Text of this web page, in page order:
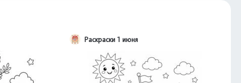
Раскраски 1 июня